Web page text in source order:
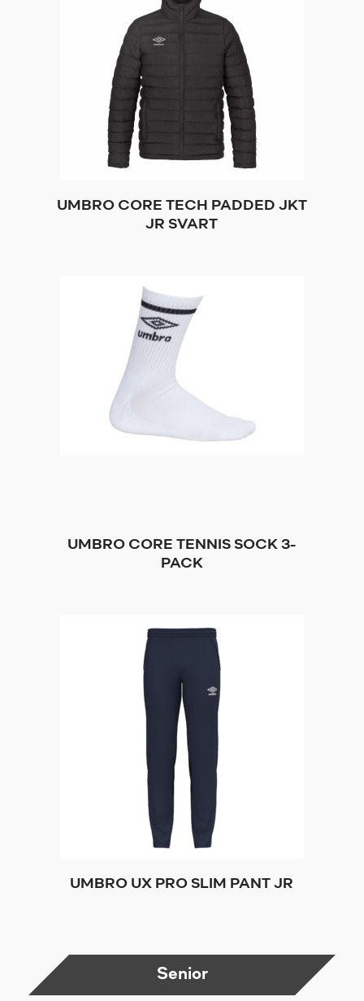
UMBRO CORE TECH PADDED JKT
JR SVART
UMBRO CORE TENNIS SOCK 3-
PACK
UMBRO UX PRO SLIM PANT JR
Senior